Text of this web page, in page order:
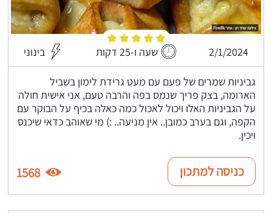
2/1/2024 שעה ו-25 דקות בינוני
גביניות שמרים של פעם עם מעט גרידת לימון בשביל
הארומה, בצק פריך שנמס בפה והרבה טעם, אני אישית חולה
על הגביניות האלו ויכול לאכול כמה כאלה בכיף על הבוקר עם
הקפה, וגם בערב כמובן.. אין מניעה.. :) מי שאוהב כדאי שיכנס
ויכין.
כניסה למתכון 1568